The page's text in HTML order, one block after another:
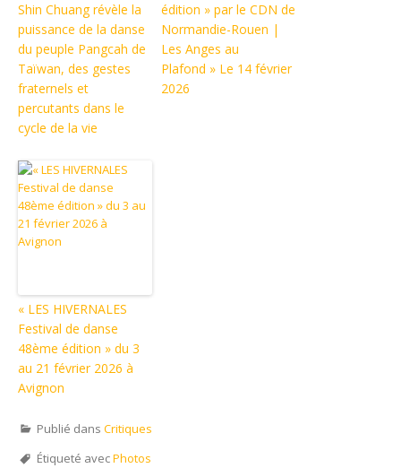
Shin Chuang révèle la
puissance de la danse
du peuple Pangcah de
Taïwan, des gestes
fraternels et
percutants dans le
cycle de la vie
édition » par le CDN de
Normandie-Rouen |
Les Anges au
Plafond » Le 14 février
2026
« LES HIVERNALES
Festival de danse
48ème édition » du 3
au 21 février 2026 à
Avignon
Publié dans Critiques
Étiqueté avecPhotos